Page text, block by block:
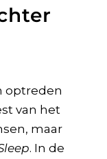
optreden
van het
maar
. In de